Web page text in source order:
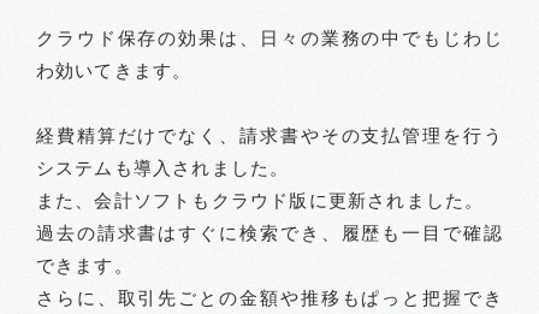
クラウド保存の効果は、日々の業務の中でもじわじ
わ効いてきます。
経費精算だけでなく、請求書やその支払管理を行う
システムも導入されました。
また、会計ソフトもクラウド版に更新されました。
過去の請求書はすぐに検索でき、履歴も一目で確認
できます。
さらに、取引先ごとの金額や推移もぱっと把握でき